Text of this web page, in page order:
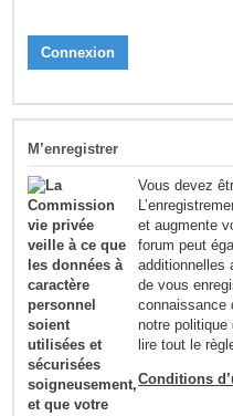
M’enregistrer
Vous devez
et augmente
forum peut
additionnelles
de vous
connaissance
notre
lire tout le
Conditions